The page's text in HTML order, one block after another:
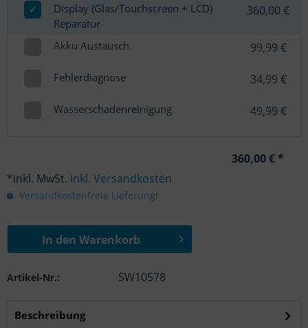
✓
Display (Glas/Touchscreen + LCD)
Reparatur
360,00 €
Akku Austausch 99,99 €
Fehlerdiagnose 34,99 €
Wasserschadenreinigung 49,99 €
360,00 € *
*inkl. MwSt. inkl. Versandkosten
Versandkostenfreie Lieferung!
In denWarenkorb
Artikel-Nr.: SW10578
Beschreibung